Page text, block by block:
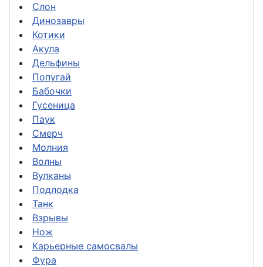
Слон
Динозавры
Котики
Акула
Дельфины
Попугай
Бабочки
Гусеница
Паук
Смерч
Молния
Волны
Вулканы
Подлодка
Танк
Взрывы
Нож
Карьерные самосвалы
Фура